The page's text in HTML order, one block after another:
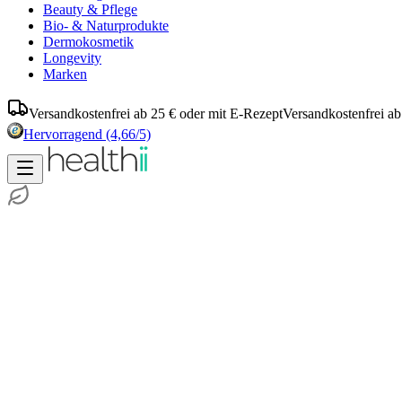
Beauty & Pflege
Bio- & Naturprodukte
Dermokosmetik
Longevity
Marken
Versandkostenfrei ab 25 € oder mit E-RezeptVersandkostenfrei
Hervorragend (4,66/5)